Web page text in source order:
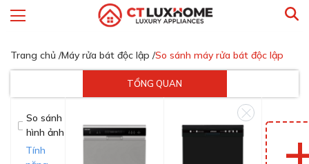
Trang chủ /Máy rửa bát độc lập /So sánh máy rửa bát độc lập
TỔNG QUAN
So sánh
hình ảnh
Tính